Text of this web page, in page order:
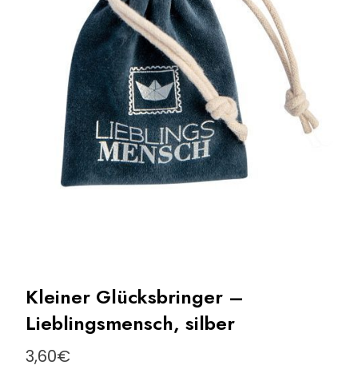
Kleiner Glücksbringer –
Lieblingsmensch, silber
3,60€